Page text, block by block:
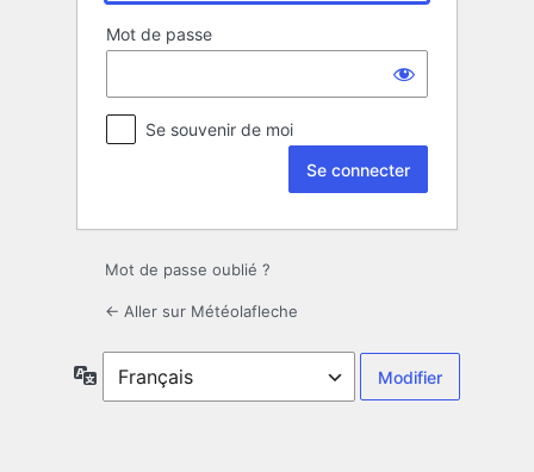
Mot de passe
Se souvenir de moi
Mot de passe oublié ?
← Aller sur Météolafleche
Langue